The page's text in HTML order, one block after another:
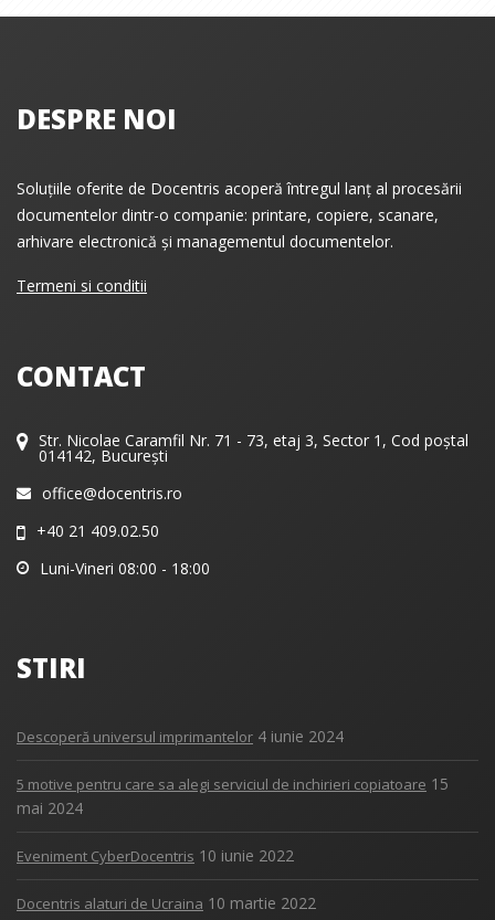
DESPRE NOI
Soluțiile oferite de Docentris acoperă întregul lanț al procesării
documentelor dintr-o companie: printare, copiere, scanare,
arhivare electronică și managementul documentelor.
Termeni si conditii
CONTACT
Str. Nicolae Caramfil Nr. 71 - 73, etaj 3, Sector 1, Cod poștal
014142, București
office@docentris.ro
+40 21 409.02.50
Luni-Vineri 08:00 - 18:00
STIRI
Descoperă universul imprimantelor 4 iunie 2024
5 motive pentru care sa alegi serviciul de inchirieri copiatoare 15
mai 2024
Eveniment CyberDocentris 10 iunie 2022
Docentris alaturi de Ucraina 10 martie 2022